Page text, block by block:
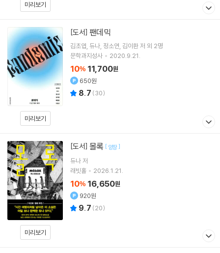
미리보기
미리보기
[도서] 팬데믹
김초엽 듀나 정소연 김이환저 외 2명
문학과지성사
2020.9.21.
10% 11,700원
650원
8.7 (30)
미리보기
[도서] 몰록 [ 양장]
듀나저
래빗홀
2026.1.21.
10% 16,650원
920원
9.7 (20)